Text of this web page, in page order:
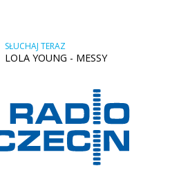
SŁUCHAJ TERAZ
LOLA YOUNG - MESSY